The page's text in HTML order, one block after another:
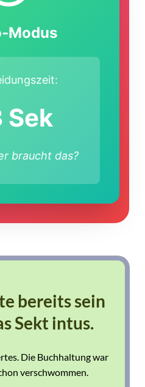
Modus
Sek
braucht das?
bereits sein
Sekt intus.
Die Buchhaltung war
verschwommen.